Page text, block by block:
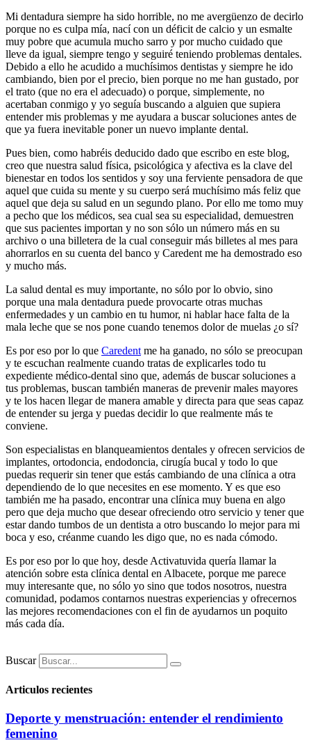
Mi dentadura siempre ha sido horrible, no me avergüenzo de decirlo
porque no es culpa mía, nací con un déficit de calcio y un esmalte
muy pobre que acumula mucho sarro y por mucho cuidado que
lleve da igual, siempre tengo y seguiré teniendo problemas dentales.
Debido a ello he acudido a muchísimos dentistas y siempre he ido
cambiando, bien por el precio, bien porque no me han gustado, por
el trato (que no era el adecuado) o porque, simplemente, no
acertaban conmigo y yo seguía buscando a alguien que supiera
entender mis problemas y me ayudara a buscar soluciones antes de
que ya fuera inevitable poner un nuevo implante dental.
Pues bien, como habréis deducido dado que escribo en este blog,
creo que nuestra salud física, psicológica y afectiva es la clave del
bienestar en todos los sentidos y soy una ferviente pensadora de que
aquel que cuida su mente y su cuerpo será muchísimo más feliz que
aquel que deja su salud en un segundo plano. Por ello me tomo muy
a pecho que los médicos, sea cual sea su especialidad, demuestren
que sus pacientes importan y no son sólo un número más en su
archivo o una billetera de la cual conseguir más billetes al mes para
ahorrarlos en su cuenta del banco y Caredent me ha demostrado eso
y mucho más.
La salud dental es muy importante, no sólo por lo obvio, sino
porque una mala dentadura puede provocarte otras muchas
enfermedades y un cambio en tu humor, ni hablar hace falta de la
mala leche que se nos pone cuando tenemos dolor de muelas ¿o sí?
Es por eso por lo que Caredentme ha ganado, no sólo se preocupan
y te escuchan realmente cuando tratas de explicarles todo tu
expediente médico-dental sino que, además de buscar soluciones a
tus problemas, buscan también maneras de prevenir males mayores
y te los hacen llegar de manera amable y directa para que seas capaz
de entender su jerga y puedas decidir lo que realmente más te
conviene.
Son especialistas en blanqueamientos dentales y ofrecen servicios de
implantes, ortodoncia, endodoncia, cirugía bucal y todo lo que
puedas requerir sin tener que estás cambiando de una clínica a otra
dependiendo de lo que necesites en ese momento. Y es que eso
también me ha pasado, encontrar una clínica muy buena en algo
pero que deja mucho que desear ofreciendo otro servicio y tener que
estar dando tumbos de un dentista a otro buscando lo mejor para mi
boca y eso, créanme cuando les digo que, no es nada cómodo.
Es por eso por lo que hoy, desde Activatuvida quería llamar la
atención sobre esta clínica dental en Albacete, porque me parece
muy interesante que, no sólo yo sino que todos nosotros, nuestra
comunidad, podamos contarnos nuestras experiencias y ofrecernos
las mejores recomendaciones con el fin de ayudarnos un poquito
más cada día.
Buscar
Articulos recientes
Deporte y menstruación: entender el rendimiento
femenino